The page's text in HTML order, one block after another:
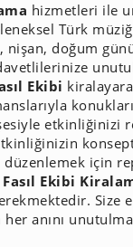
hizmetleri ile
Türk
nişan, doğum
Ekibi
etkinliğinizi
için
Ekibi
anını